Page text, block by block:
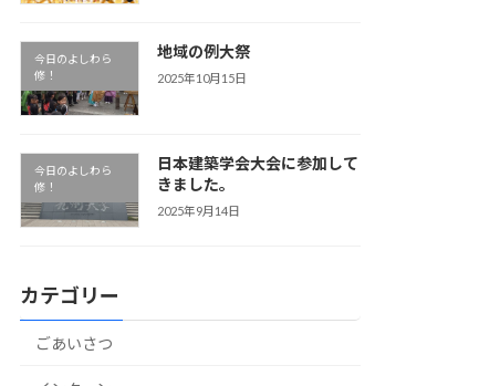
今日のよしわら
修！
地域の例大祭
2025年10月15日
今日のよしわら
修！
日本建築学会大会に参加して
きました。
2025年9月14日
カテゴリー
ごあいさつ